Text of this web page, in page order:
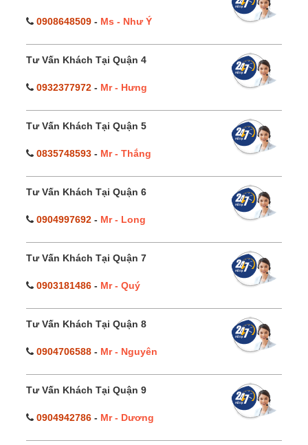
0908648509 - Ms - Như Ý
Tư Vấn Khách Tại Quận 4
0932377972 - Mr - Hưng
Tư Vấn Khách Tại Quận 5
0835748593 - Mr - Thắng
Tư Vấn Khách Tại Quận 6
0904997692 - Mr - Long
Tư Vấn Khách Tại Quận 7
0903181486 - Mr - Quý
Tư Vấn Khách Tại Quận 8
0904706588 - Mr - Nguyên
Tư Vấn Khách Tại Quận 9
0904942786 - Mr - Dương